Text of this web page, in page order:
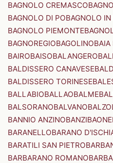
BAGNOLO CREMASCO
BAGNOLO DI POBAGNOLO IN
BAGNOLO PIEMONTE
BAGNOREGIOBAGOLINOBAIA
BAIROBAISOBALANGERO
BALDISSERO CANAVESE
BALDISSERO TORINESE
BALLABIOBALLAOBALME
BALSORANOBALVANO
BANNIO ANZINOBANZIBAONE
BARANELLOBARANO
BARATILI SAN PIETRO
BARBARANO ROMANO